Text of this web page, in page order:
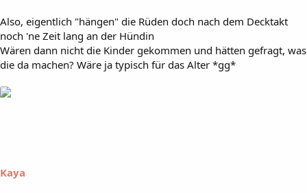
Also, eigentlich "hängen" die Rüden doch nach dem Decktakt
noch 'ne Zeit lang an der Hündin
Wären dann nicht die Kinder gekommen und hätten gefragt, was
die da machen? Wäre ja typisch für das Alter *gg*
Kaya